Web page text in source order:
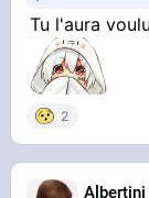
Tu l'aura
2
Albertini